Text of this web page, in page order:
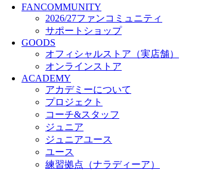
2026/27 パートナー企業
パートナー募集
クラブ理念
クラブ情報
サステナビリティ
Web制作支援
応援プロジェクト
FANCOMMUNITY
2026/27ファンコミュニティ
サポートショップ
GOODS
オフィシャルストア（実店舗）
オンラインストア
ACADEMY
アカデミーについて
プロジェクト
コーチ&スタッフ
ジュニア
ジュニアユース
ユース
練習拠点（ナラディーア）